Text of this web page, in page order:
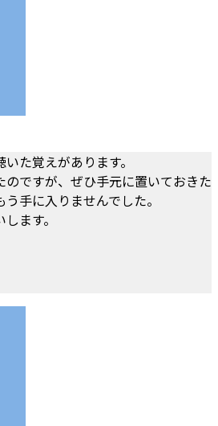
た覚えがあります。
のですが、ぜひ手元に置いておきた
手に入りませんでした。
ます。